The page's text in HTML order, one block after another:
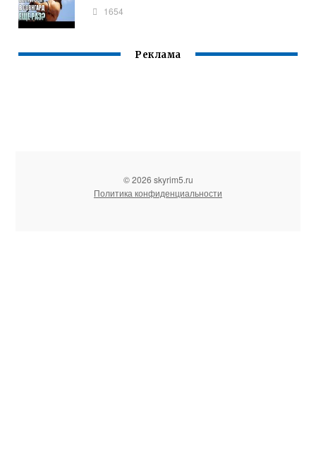
1654
Реклама
© 2026 skyrim5.ru
Политика конфиденциальности